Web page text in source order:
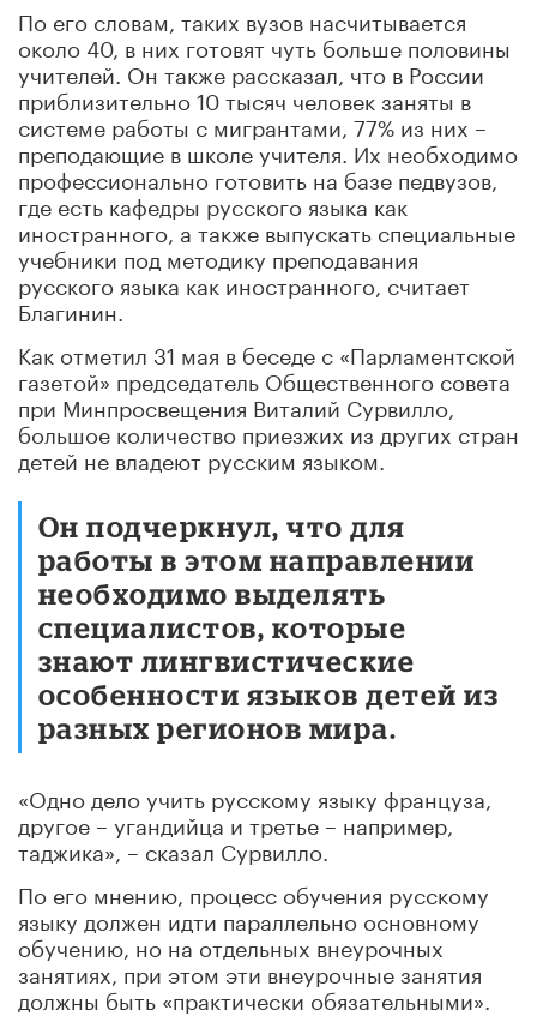
По его словам, таких вузов насчитывается
около 40, в них готовят чуть больше половины
учителей. Он также рассказал, что в России
приблизительно 10 тысяч человек заняты в
системе работы с мигрантами, 77% из них –
преподающие в школе учителя. Их необходимо
профессионально готовить на базе педвузов,
где есть кафедры русского языка как
иностранного, а также выпускать специальные
учебники под методику преподавания
русского языка как иностранного, считает
Благинин.
Как отметил 31 мая в беседе с «Парламентской
газетой» председатель Общественного совета
при Минпросвещения Виталий Сурвилло,
большое количество приезжих из других стран
детей не владеют русским языком.
Он подчеркнул, что для
работы в этом направлении
необходимо выделять
специалистов, которые
знают лингвистические
особенности языков детей из
разных регионов мира.
«Одно дело учить русскому языку француза,
другое – угандийца и третье – например,
таджика», – сказал Сурвилло.
По его мнению, процесс обучения русскому
языку должен идти параллельно основному
обучению, но на отдельных внеурочных
занятиях, при этом эти внеурочные занятия
должны быть «практически обязательными».